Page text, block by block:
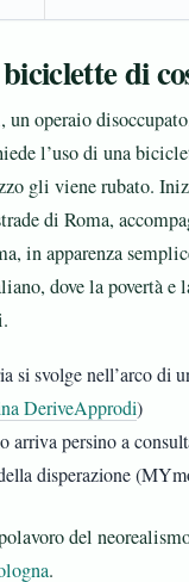
di
operaio
l’uso di una
gli viene rubato.
di Roma,
in apparenza
dove la povertà e
si svolge nell’arco di
DeriveApprodi)
arriva persino a
disperazione
del
.